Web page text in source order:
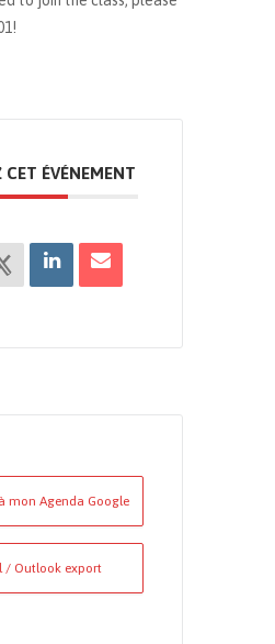
CET ÉVÉNEMENT
mon Agenda Google
/ Outlook export